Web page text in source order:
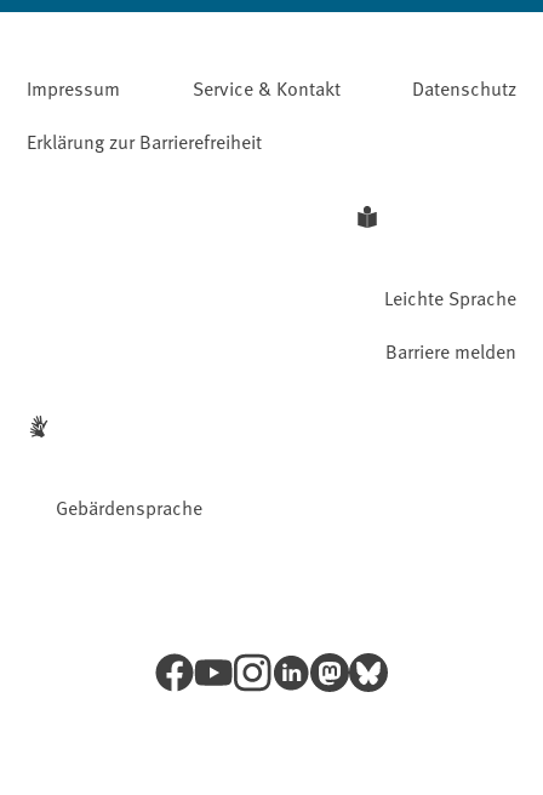
Impressum Service & Kontakt
Datenschutz
Erklärung zur Barrierefreiheit
Leichte Sprache
Gebärdensprache
Barriere melden